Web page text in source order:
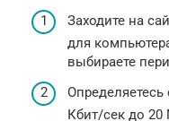
Заходите на
для
выбираете
Кбит/сек до 20